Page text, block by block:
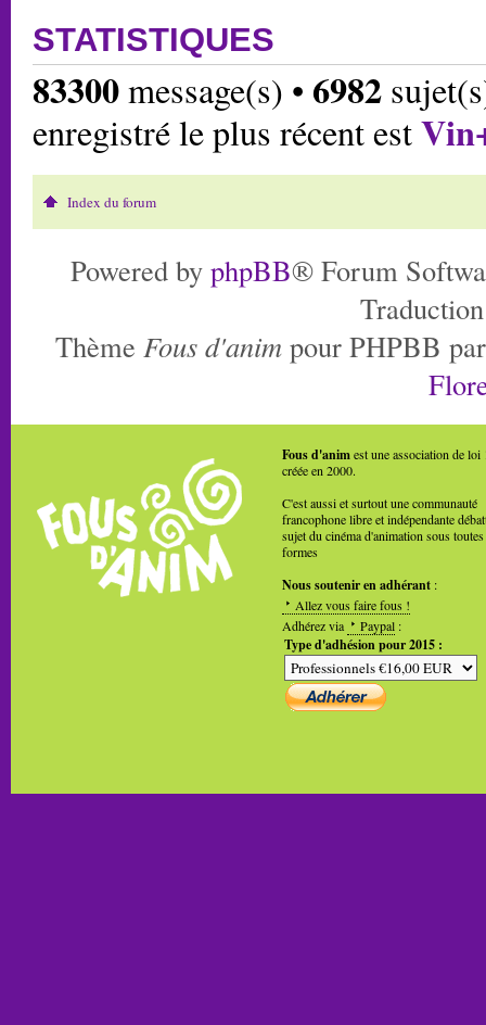
STATISTIQUES
83300message(s) • 6982
enregistré le plus récent est
Index du forum
Powered by phpBB® Forum
Thème Fous d'anim pour PHPBB
Fous d'animest une association de loi
créée en 2000.
C'est aussi et surtout une communauté
francophone libre et indépendante
sujet du cinéma d'animation sous toutes
formes
Nous soutenir en adhérant :
Allez vous faire fous !
Adhérez via
Paypal :
Type d'adhésion pour 2015 :